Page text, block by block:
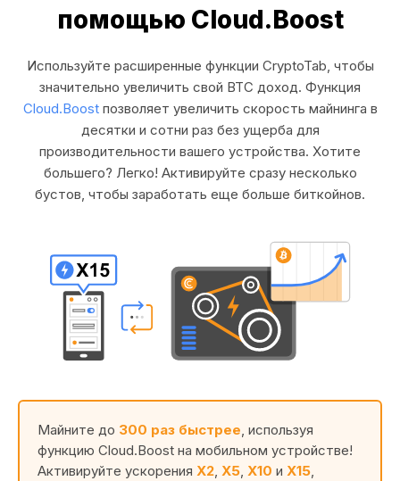
помощью Cloud.Boost
Используйте расширенные функции CryptoTab, чтобы
значительно увеличить свой BTC доход. Функция
Cloud.Boost позволяет увеличить скорость майнинга в
десятки и сотни раз без ущерба для
производительности вашего устройства. Хотите
большего? Легко! Активируйте сразу несколько
бустов, чтобы заработать еще больше биткойнов.
Майните до 300 раз быстрее , используя
функцию Cloud.Boost на мобильном устройстве!
Активируйте ускорения X2 X5 X10 и X15